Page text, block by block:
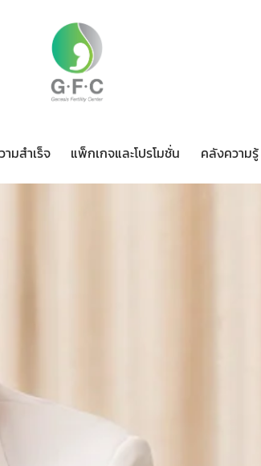
มสำเร็จ แพ็กเกจและโปรโมชั่น คลังความรู้
มแห่งความสำเร็จ